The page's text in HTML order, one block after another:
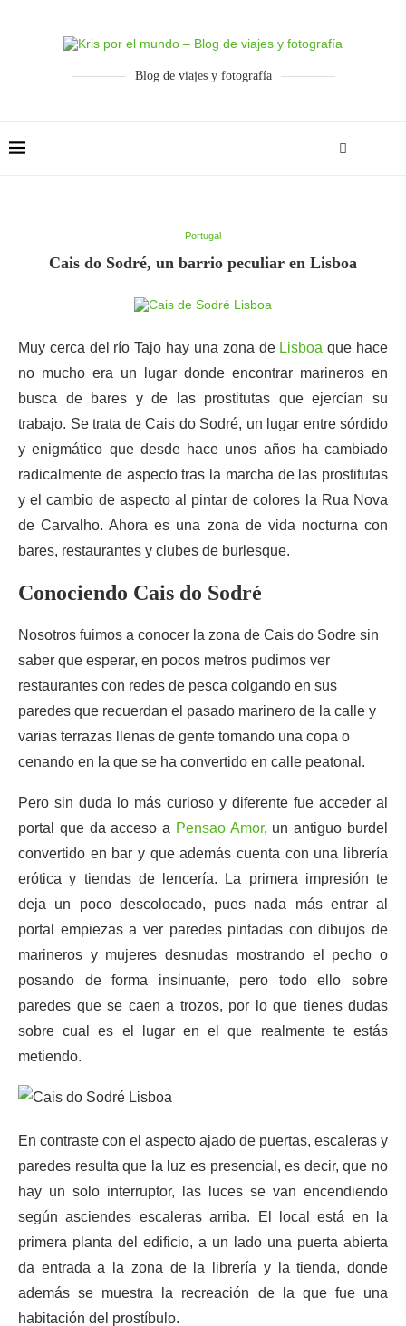
Blog de viajes y fotografía
Portugal
Cais do Sodré, un barrio peculiar en Lisboa
Muy cerca del río Tajo hay una zona de Lisboa que hace
no mucho era un lugar donde encontrar marineros en
busca de bares y de las prostitutas que ejercían su
trabajo. Se trata de Cais do Sodré, un lugar entre sórdido
y enigmático que desde hace unos años ha cambiado
radicalmente de aspecto tras la marcha de las prostitutas
y el cambio de aspecto al pintar de colores la Rua Nova
de Carvalho. Ahora es una zona de vida nocturna con
bares, restaurantes y clubes de burlesque.
Conociendo Cais do Sodré
Nosotros fuimos a conocer la zona de Cais do Sodre sin
saber que esperar, en pocos metros pudimos ver
restaurantes con redes de pesca colgando en sus
paredes que recuerdan el pasado marinero de la calle y
varias terrazas llenas de gente tomando una copa o
cenando en la que se ha convertido en calle peatonal.
Pero sin duda lo más curioso y diferente fue acceder al
portal que da acceso a Pensao Amor, un antiguo burdel
convertido en bar y que además cuenta con una librería
erótica y tiendas de lencería. La primera impresión te
deja un poco descolocado, pues nada más entrar al
portal empiezas a ver paredes pintadas con dibujos de
marineros y mujeres desnudas mostrando el pecho o
posando de forma insinuante, pero todo ello sobre
paredes que se caen a trozos, por lo que tienes dudas
sobre cual es el lugar en el que realmente te estás
metiendo.
En contraste con el aspecto ajado de puertas, escaleras y
paredes resulta que la luz es presencial, es decir, que no
hay un solo interruptor, las luces se van encendiendo
según asciendes escaleras arriba. El local está en la
primera planta del edificio, a un lado una puerta abierta
da entrada a la zona de la librería y la tienda, donde
además se muestra la recreación de la que fue una
habitación del prostíbulo.